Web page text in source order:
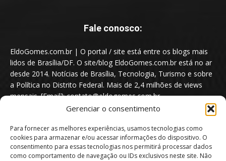
Gerenciar o consentimento
Para fornecer as melhores experiências, usamos tecnologias como
cookies para armazenar e/ou acessar informações do dispositivo. O
consentimento para essas tecnologias nos permitirá processar dados
como comportamento de navegação ou IDs exclusivos neste site. Não
Fale conosco:
EldoGomes.com.br | O portal / site está entre os blogs mais
lidos de Brasília/DF. O site/blog EldoGomes.com.br está no ar
desde 2014. Notícias de Brasília, Tecnologia, Turismo e sobre
a Política no Distrito Federal. Mais de 2,4 milhões de views
mensais. [Email]: contato@eldogomes.com.br